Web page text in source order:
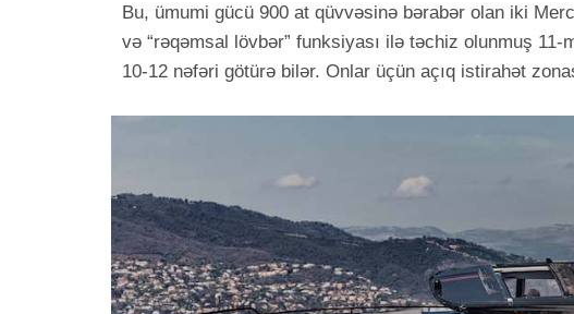
Bu, ümumi gücü 900 at qüvvəsinə bərabər olan iki
və “rəqəmsal lövbər” funksiyası ilə təchiz olunmuş 11-
10-12 nəfəri götürə bilər. Onlar üçün açıq istirahət